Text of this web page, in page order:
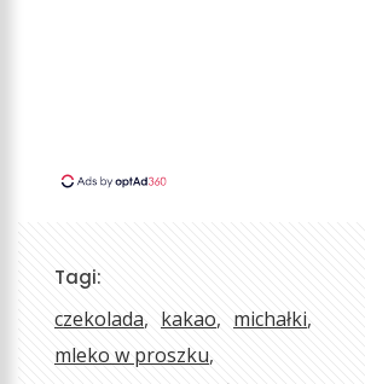
Tagi:
czekolada kakao
michałki
mleko w proszku